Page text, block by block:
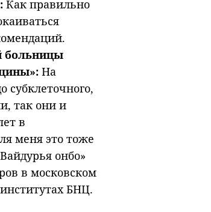
Как правильно
больницы
На
субклеточного,
так они и
в
меня это тоже
онбо»
в московском
БНЦ.